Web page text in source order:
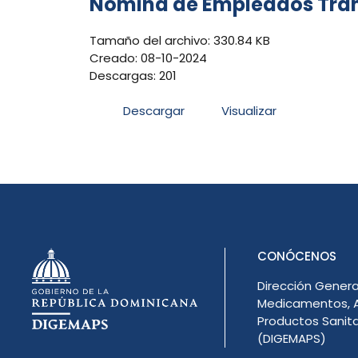
Tamaño del archivo: 330.84 KB
Creado: 08-10-2024
Descargas: 201
Descargar Visualizar
CONÓCENOS
Dirección
Medicamentos,
Productos
(DIGEMAPS)